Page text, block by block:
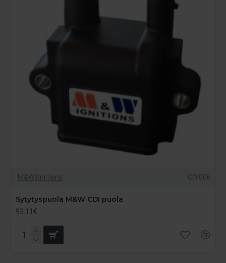
M&W Ignitions COI006
Sytytyspuola M&W CDI puola
93.11€